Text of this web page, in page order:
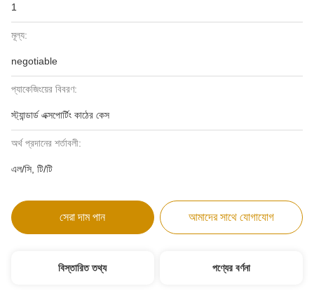
1
মূল্য:
negotiable
প্যাকেজিংয়ের বিবরণ:
স্ট্যান্ডার্ড এক্সপোর্টিং কাঠের কেস
অর্থ প্রদানের শর্তাবলী:
এল/সি, টি/টি
সেরা দাম পান আমাদের সাথে যোগাযোগ
বিস্তারিত তথ্য পণ্যের বর্ণনা